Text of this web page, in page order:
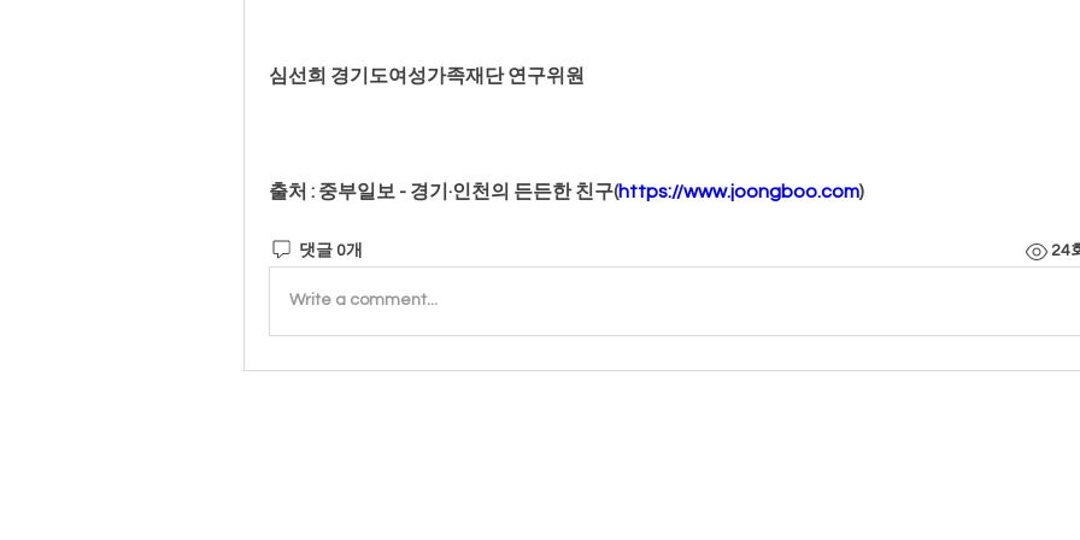
심선희 경기도여성가족재단 연구위원
출처 : 중부일보 - 경기·인천의 든든한 친구(https://www.joongboo.com)
댓글 0개 24
Write a comment...